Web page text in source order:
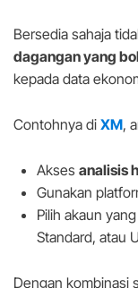
Bersedia sahaja
dagangan yang
kepada data
Contohnya di XM,
Akses analisis
Gunakan
Pilih akaun
Standard, atau
Dengan kombinasi